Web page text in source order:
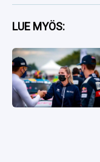
LUE MYÖS: